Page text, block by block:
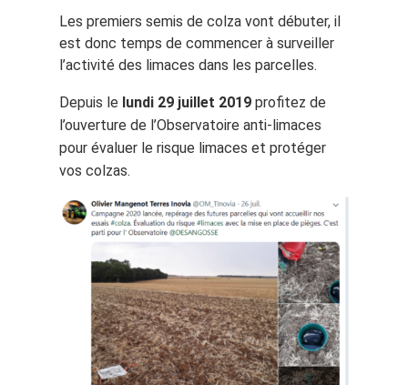
Les premiers semis de colza vont débuter, il
est donc temps de commencer à surveiller
l’activité des limaces dans les parcelles.
Depuis le lundi 29 juillet 2019profitez de
l’ouverture de l’Observatoire anti-limaces
pour évaluer le risque limaces et protéger
vos colzas.